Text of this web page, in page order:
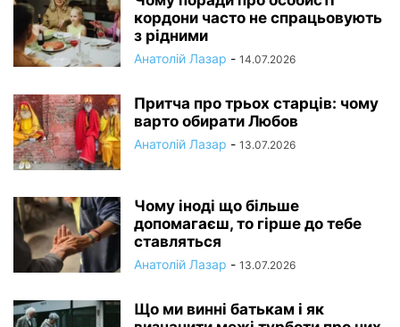
кордони часто не спрацьовують
з рідними
Анатолій Лазар - 14.07.2026
Притча про трьох старців: чому
варто обирати Любов
Анатолій Лазар - 13.07.2026
Чому іноді що більше
допомагаєш, то гірше до тебе
ставляться
Анатолій Лазар - 13.07.2026
Що ми винні батькам і як